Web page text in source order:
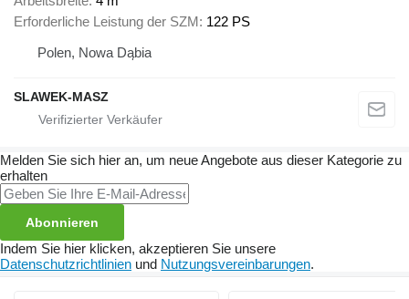
Erforderliche Leistung der SZM 122 PS
Polen, Nowa Dąbia
SLAWEK-MASZ
Melden Sie sich hier an, um neue Angebote aus dieser Kategorie zu
erhalten
Abonnieren
Indem Sie hier klicken, akzeptieren Sie unsere
Datenschutzrichtlinien und Nutzungsvereinbarungen.